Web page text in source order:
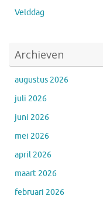
Velddag
Archieven
augustus 2026
juli 2026
juni 2026
mei 2026
april 2026
maart 2026
februari 2026